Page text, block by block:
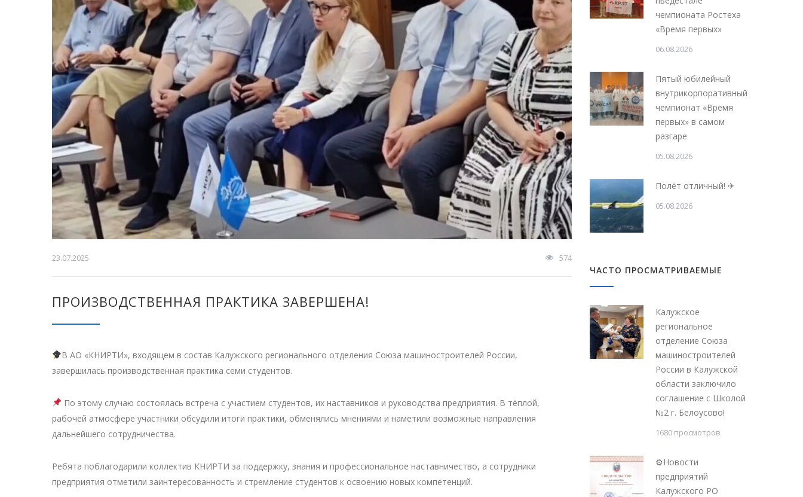
23.07.2025 574
ПРОИЗВОДСТВЕННАЯ ПРАКТИКА ЗАВЕРШЕНА!
В АО «КНИРТИ», входящем в состав Калужского регионального отделения Союза машиностроителей России,
завершилась производственная практика семи студентов.
По этому случаю состоялась встреча с участием студентов, их наставников и руководства предприятия. В тёплой,
рабочей атмосфере участники обсудили итоги практики, обменялись мнениями и наметили возможные направления
дальнейшего сотрудничества.
Ребята поблагодарили коллектив КНИРТИ за поддержку, знания и профессиональное наставничество, а сотрудники
предприятия отметили заинтересованность и стремление студентов к освоению новых компетенций.
чемпионата Ростеха
«Время первых»
06.08.2026
Пятый юбилейный
внутрикорпоративный
чемпионат «Время
первых» в самом
разгаре
05.08.2026
Полёт отличный! ✈
05.08.2026
ЧАСТО ПРОСМАТРИВАЕМЫЕ
Калужское
региональное
отделение Союза
машиностроителей
России в Калужской
области заключило
соглашение с Школой
№2 г. Белоусово!
1680 просмотров
⚙Новости
предприятий
Калужского РО